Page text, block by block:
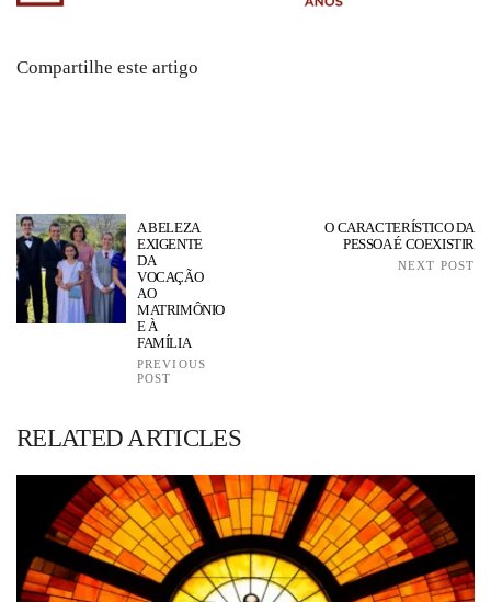
Compartilhe este artigo
A BELEZA
EXIGENTE
DA
VOCAÇÃO
AO
MATRIMÔNIO
E À
FAMÍLIA
PREVIOUS
POST
O CARACTERÍSTICO DA
PESSOA É COEXISTIR
NEXT POST
RELATED ARTICLES